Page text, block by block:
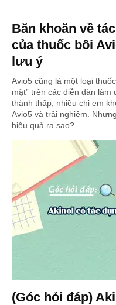
Băn khoăn về
của thuốc bôi
lưu ý
Avio5 cũng là một loại
mặt” trên các diễn đàn
thành thấp, nhiều chị em
Avio5 và trải nghiệm.
hiệu quả ra sao?
(Góc hỏi đáp)